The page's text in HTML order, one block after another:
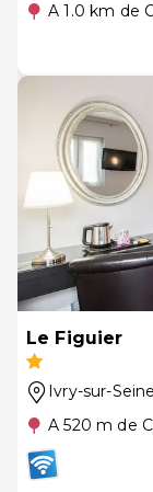
A 1.0 km de
Le Figuier
Ivry-sur-Seine
A 520 m de